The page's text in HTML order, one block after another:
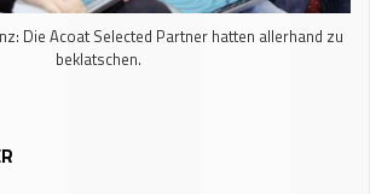
Die Acoat Selected Partner hatten allerhand zu
beklatschen.